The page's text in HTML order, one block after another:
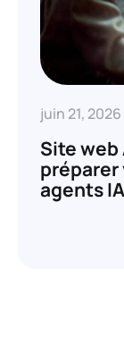
juin 21, 2026
Site web
agents